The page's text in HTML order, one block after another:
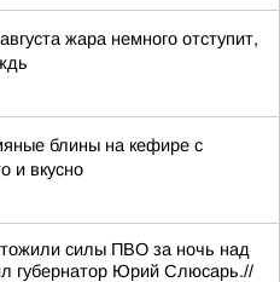
жара немного отступит,
блины на кефире с
и вкусно
силы ПВО за ночь над
губернатор Юрий Слюсарь.//